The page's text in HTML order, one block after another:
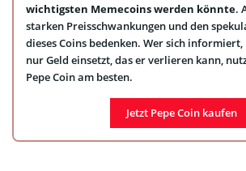
wichtigsten Memecoins werden könnte.
starken Preisschwankungen und den
dieses Coins bedenken. Wer sich
nur Geld einsetzt, das er verlieren kann,
Pepe Coin am besten.
Jetzt Pepe Coin kaufen